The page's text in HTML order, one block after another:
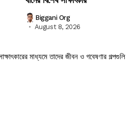
Biggani Org
August 8, 2026
মাধ্যমে তাদের জীবন ও গবেষণার গল্পগুলি